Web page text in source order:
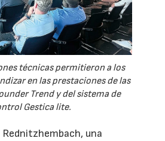
técnicas permitieron a los
en las prestaciones de las
Trend y del sistema de
Gestica lite.
Rednitzhembach, una